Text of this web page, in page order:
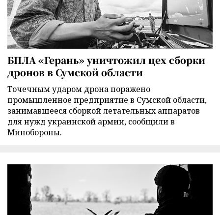
БПЛА «Герань» уничтожил цех сборки
дронов в Сумской области
Точечным ударом дрона поражено
промышленное предприятие в Сумской области,
занимавшееся сборкой летательных аппаратов
для нужд украинской армии, сообщили в
Минобороны.